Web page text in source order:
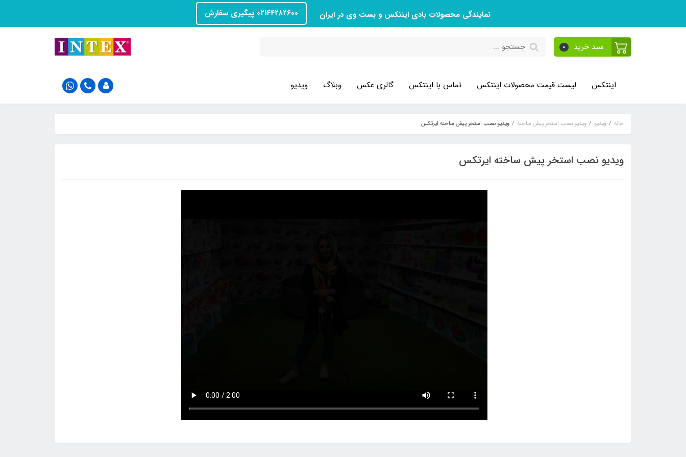
نمایندگی محصولات بادی اینتکس و بست وی در ایران ۰۲۱۴۴۲۸۲۶۰۰ پیگیری سفارش
سبد خرید 0
اینتکس لیست قیمت محصولات اینتکس تماس با اینتکس گالری عکس وبلاگ ویدیو
خانه ویدیو ویدیو نصب استخر پیش ساخته ویدیو نصب استخر پیش ساخته ایرتکس
ویدیو نصب استخر پیش ساخته ایرتکس